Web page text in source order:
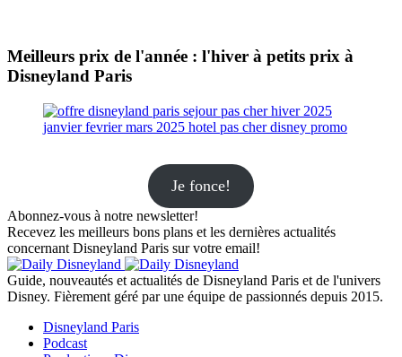
Meilleurs prix de l'année : l'hiver à petits prix à
Disneyland Paris
Je fonce!
Abonnez-vous à notre newsletter!
Recevez les meilleurs bons plans et les dernières actualités
concernant Disneyland Paris sur votre email!
Guide, nouveautés et actualités de Disneyland Paris et de l'univers
Disney. Fièrement géré par une équipe de passionnés depuis 2015.
Disneyland Paris
Podcast